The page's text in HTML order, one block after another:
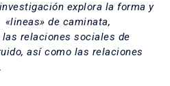
explora la forma y
de caminata,
relaciones sociales de
así como las relaciones